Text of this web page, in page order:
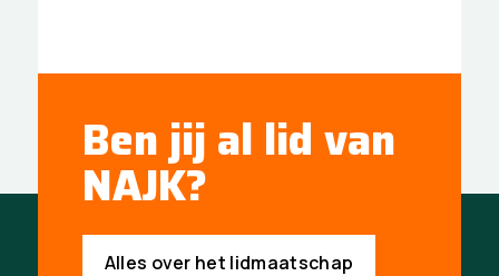
Ben jij al lid van
NAJK?
Alles over het lidmaatschap